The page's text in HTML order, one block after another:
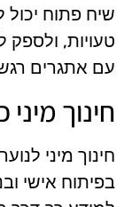
שיח פתוח
טעויות,
עם אתגרים
חינוך
חינוך מיני
בפיתוח אישי